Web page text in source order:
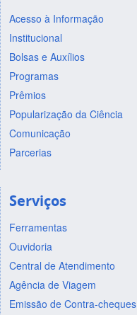
Acesso à Informação
Institucional
Bolsas e Auxílios
Programas
Prêmios
Popularização da Ciência
Comunicação
Parcerias
Serviços
Ferramentas
Ouvidoria
Central de Atendimento
Agência de Viagem
Emissão de Contra-cheques